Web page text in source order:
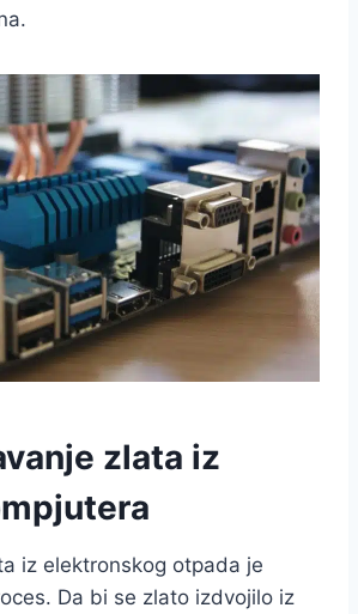
zlata iz
iz elektronskog otpada je
Da bi se zlato izdvojilo iz